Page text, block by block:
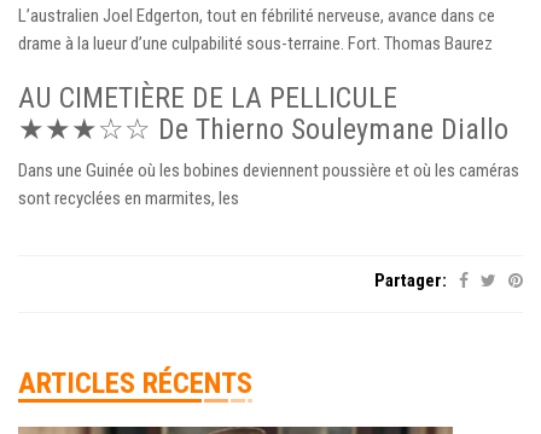
L’australien Joel Edgerton, tout en fébrilité nerveuse, avance dans ce
drame à la lueur d’une culpabilité sous-terraine. Fort. Thomas Baurez
AU CIMETIÈRE DE LA PELLICULE
★★★☆☆ De Thierno Souleymane Diallo
Dans une Guinée où les bobines deviennent poussière et où les caméras
sont recyclées en marmites, les
Partager:
ARTICLES RÉCENTS